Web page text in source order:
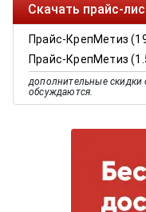
Скачать прайс-
Прайс-КрепМетиз
Прайс-КрепМетиз
дополнительные скидки
обсуждаются.